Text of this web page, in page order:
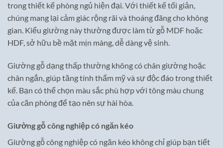
trong thiết kế phòng ngủ hiện đại. Với thiết kế tối giản,
chúng mang lại cảm giác rộng rãi và thoáng đãng cho không
gian. Kiểu giường này thường được làm từ gỗ MDF hoặc
HDF, sở hữu bề mặt mịn màng, dễ dàng vệ sinh.
Giường gỗ dạng thấp thường không có chân giường hoặc
chân ngắn, giúp tăng tính thẩm mỹ và sự độc đáo trong thiết
kế. Bạn có thể chọn màu sắc phù hợp với tông màu chung
của căn phòng để tạo nên sự hài hòa.
Giường gỗ công nghiệp có ngăn kéo
Giường gỗ công nghiệp có ngăn kéo không chỉ giúp bạn tiết